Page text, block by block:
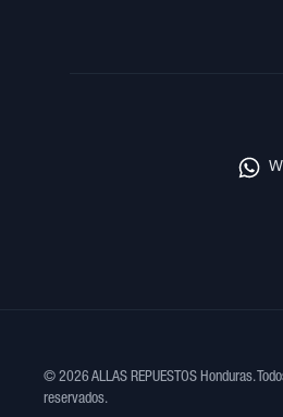
© 2026 ALLAS REPUESTOS Honduras.
reservados.